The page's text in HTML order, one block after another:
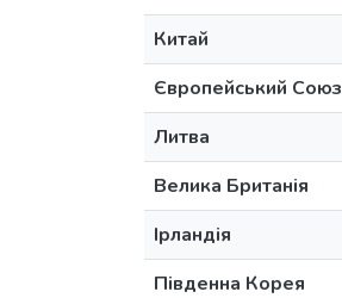
Китай
Європейський Союз
Литва
Велика Британія
Ірландія
Південна Корея